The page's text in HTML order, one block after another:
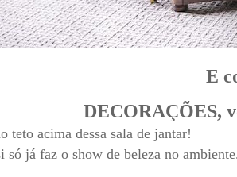
E
DECORAÇÕES,
teto acima dessa sala de jantar!
só já faz o show de beleza no ambiente.